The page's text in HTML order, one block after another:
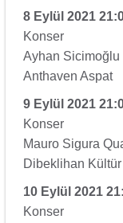
8 Eylül 2021
Konser
Ayhan Sicimoğlu
Anthaven Aspat
9 Eylül 2021
Konser
Mauro Sigura
Dibeklihan
10 Eylül 2021
Konser